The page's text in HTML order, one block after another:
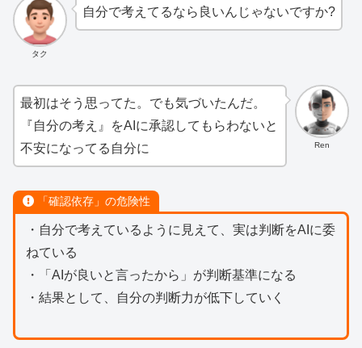
タク
自分で考えてるなら良いんじゃないですか?
Ren
最初はそう思ってた。でも気づいたんだ。
『自分の考え』をAIに承認してもらわないと
不安になってる自分に
「確認依存」の危険性
・自分で考えているように見えて、実は判断をAIに委
ねている
・「AIが良いと言ったから」が判断基準になる
・結果として、自分の判断力が低下していく